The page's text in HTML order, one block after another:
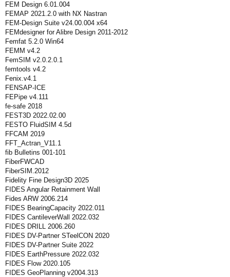
FEM Design 6.01.004
FEMAP 2021.2.0 with NX Nastran
FEM-Design Suite v24.00.004 x64
FEMdesigner for Alibre Design 2011-2012
Femfat 5.2.0 Win64
FEMM v4.2
FemSIM v2.0.2.0.1
femtools v4.2
Fenix.v4.1
FENSAP-ICE
FEPipe v4.111
fe-safe 2018
FEST3D 2022.02.00
FESTO FluidSIM 4.5d
FFCAM 2019
FFT_Actran_V11.1
fib Bulletins 001-101
FiberFWCAD
FiberSIM.2012
Fidelity Fine Design3D 2025
FIDES Angular Retainment Wall
Fides ARW 2006.214
FIDES BearingCapacity 2022.011
FIDES CantileverWall 2022.032
FIDES DRILL 2006.260
FIDES DV-Partner STeelCON 2020
FIDES DV-Partner Suite 2022
FIDES EarthPressure 2022.032
FIDES Flow 2020.105
FIDES GeoPlanning v2004.313